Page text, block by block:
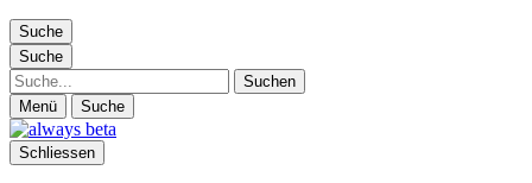
Suche
Suche
Suche
Menü Suche
Schliessen